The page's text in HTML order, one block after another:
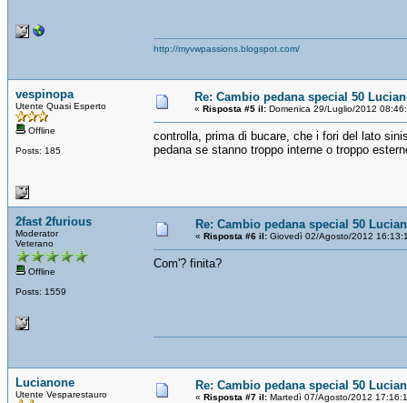
http://myvwpassions.blogspot.com/
vespinopa
Utente Quasi Esperto
Offline
Posts: 185
Re: Cambio pedana special 50
« Risposta #5 il: Domenica 29/Luglio/2012
controlla, prima di bucare, che i fori del lato
pedana se stanno troppo interne o troppo
2fast 2furious
Moderator
Veterano
Offline
Posts: 1559
Re: Cambio pedana special 50
« Risposta #6 il: Giovedì 02/Agosto/2012
Com'? finita?
Lucianone
Utente Vesparestauro
Re: Cambio pedana special 50
« Risposta #7 il: Martedì 07/Agosto/2012